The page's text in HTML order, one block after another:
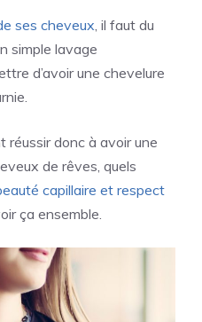
ses cheveux, il faut du
simple lavage
d’avoir une chevelure
réussir donc à avoir une
de rêves, quels
capillaire et respect
ça ensemble.